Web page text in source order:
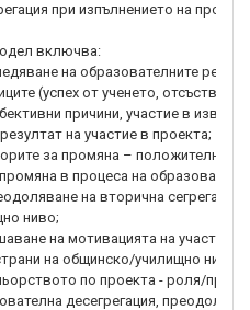
при изпълнението на проекта
включва:
на образователните
(успех от ученето, отсъствия
причини, участие в
на участие в проекта;
за промяна – положителна/
в процеса на
на вторична сегрегация
ниво;
на мотивацията на участници
на общинско/училищно ниво;
по проекта - роля/
десегрегация,